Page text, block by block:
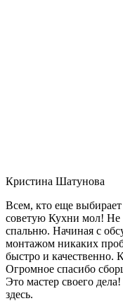
Кристина Шатунова
Всем, кто еще
советую Кухни мол! Не
спальню. Начиная с
монтажом никаких
быстро и качественно.
Огромное спасибо
Это мастер своего
здесь.